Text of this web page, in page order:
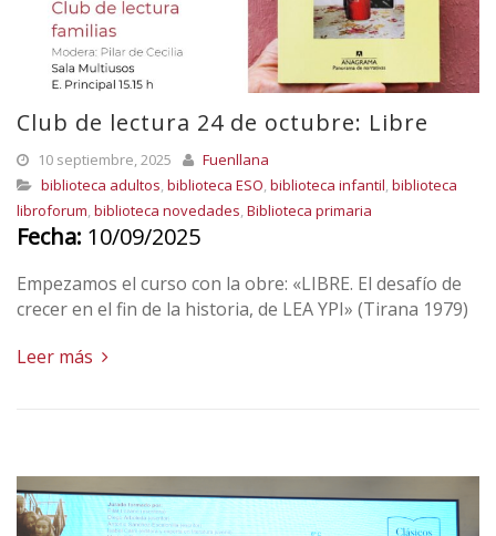
Club de lectura 24 de octubre: Libre
10 septiembre, 2025
Fuenllana
biblioteca adultos, biblioteca ESO, biblioteca infantil, biblioteca
libroforum, biblioteca novedades, Biblioteca primaria
Fecha: 10/09/2025
Empezamos el curso con la obre: «LIBRE. El desafío de
crecer en el fin de la historia, de LEA YPI» (Tirana 1979)
Leer más